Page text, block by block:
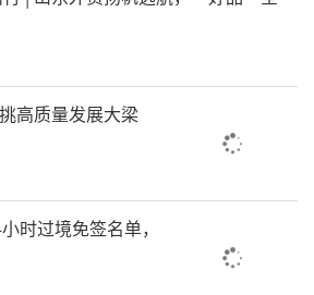
高质量发展大梁
时过境免签名单，